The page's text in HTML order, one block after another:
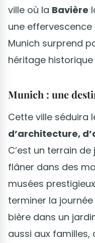
ville où la Bavière
une
Munich surprend
héritage
Munich : une
Cette ville séduira
d’architecture,
C’est un terrain
flâner dans des
musées
terminer la
bière dans un
aussi aux